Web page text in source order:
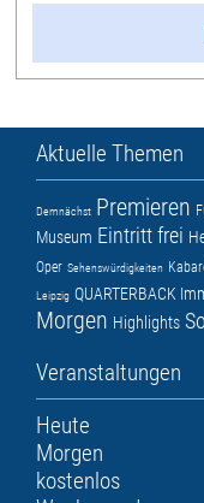
Aktuelle Themen
Demnächst Premieren
Museum Eintritt frei
Oper Sehenswürdigkeiten
Leipzig QUARTERBACK
Morgen Highlights
Veranstaltungen
Heute
Morgen
kostenlos